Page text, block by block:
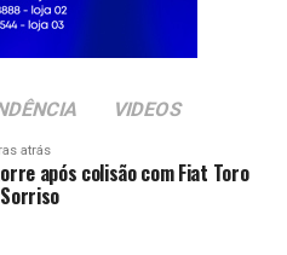
VIDEOS
atrás
após colisão com Fiat Toro